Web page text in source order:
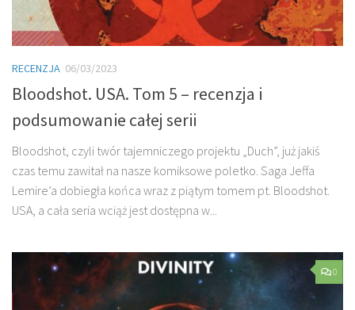
RECENZJA 06/03/2023
Bloodshot. USA. Tom 5 – recenzja i
podsumowanie całej serii
Bloodshot, czyli twór tajemniczego projektu „Duch”, już jakiś
czas temu zawitał na nasze komiksowe poletko. Saga Jeffa
Lemire’a dobiegła końca wraz z piątym tomem pt. Bloodshot.
USA, a cała seria wciąż jest dostępna w...
0